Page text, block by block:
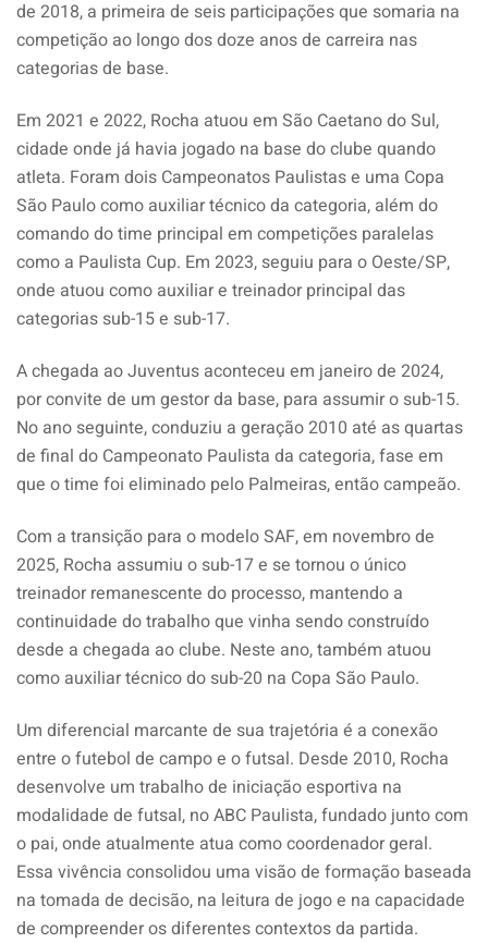
de 2018, a primeira de seis participações que somaria na
competição ao longo dos doze anos de carreira nas
categorias de base.
Em 2021 e 2022, Rocha atuou em São Caetano do Sul,
cidade onde já havia jogado na base do clube quando
atleta. Foram dois Campeonatos Paulistas e uma Copa
São Paulo como auxiliar técnico da categoria, além do
comando do time principal em competições paralelas
como a Paulista Cup. Em 2023, seguiu para o Oeste/SP,
onde atuou como auxiliar e treinador principal das
categorias sub-15 e sub-17.
A chegada ao Juventus aconteceu em janeiro de 2024,
por convite de um gestor da base, para assumir o sub-15.
No ano seguinte, conduziu a geração 2010 até as quartas
de final do Campeonato Paulista da categoria, fase em
que o time foi eliminado pelo Palmeiras, então campeão.
Com a transição para o modelo SAF, em novembro de
2025, Rocha assumiu o sub-17 e se tornou o único
treinador remanescente do processo, mantendo a
continuidade do trabalho que vinha sendo construído
desde a chegada ao clube. Neste ano, também atuou
como auxiliar técnico do sub-20 na Copa São Paulo.
Um diferencial marcante de sua trajetória é a conexão
entre o futebol de campo e o futsal. Desde 2010, Rocha
desenvolve um trabalho de iniciação esportiva na
modalidade de futsal, no ABC Paulista, fundado junto com
o pai, onde atualmente atua como coordenador geral.
Essa vivência consolidou uma visão de formação baseada
na tomada de decisão, na leitura de jogo e na capacidade
de compreender os diferentes contextos da partida.